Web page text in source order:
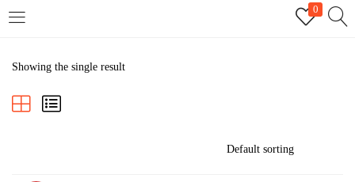
0
REGISTER
Showing the single result